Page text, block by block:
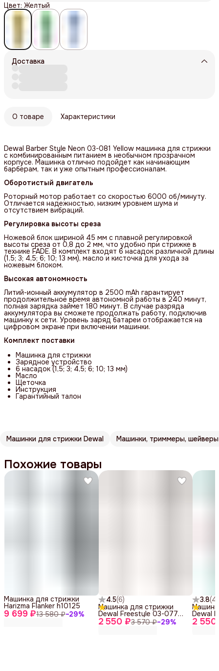
Цвет: Желтый
Доставка
О товаре Характеристики
Dewal Barber Style Neon 03-081 Yellow машинка для стрижки
с комбинированным питанием в необычном прозрачном
корпусе. Машинка отлично подойдет как начинающим
барберам, так и уже опытным профессионалам.
Оборотистый двигатель
Роторный мотор работает со скоростью 6000 об/минуту.
Отличается надежностью, низким уровнем шума и
отсутствием вибраций.
Регулировка высоты среза
Ножевой блок шириной 45 мм с плавной регулировкой
высоты среза от 0,8 до 2 мм, что удобно при стрижке в
технике FADE. В комплект входят 6 насадок различной длины
(1,5; 3; 4,5; 6; 10; 13 мм), масло и кисточка для ухода за
ножевым блоком.
Высокая автономность
Литий-ионный аккумулятор в 2500 mAh гарантирует
продолжительное время автономной работы в 240 минут,
полная зарядка займет 180 минут. В случае разряда
аккумулятора вы сможете продолжать работу, подключив
машинку к сети. Уровень заряд батареи отображается на
цифровом экране при включении машинки.
Комплект поставки
Машинка для стрижки
Зарядное устройство
6 насадок (1,5; 3; 4,5; 6; 10; 13 мм)
Масло
Щеточка
Инструкция
Гарантийный талон
Машинки для стрижки Dewal
Похожие товары
9 699 ₽13 580 ₽−29%
Машинка для стрижки
Harizma Flanker h10125
4.5(6)
2 550 ₽3 570 ₽−29%
Машинка для стрижки
Dewal Freestyle 03-077
Gold
3.8(4
2 550
Dewal
Red